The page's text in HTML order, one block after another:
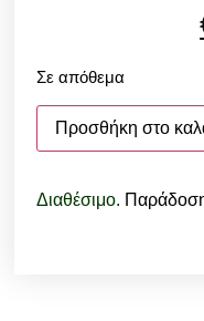
Σε απόθεμα
Προσθήκη στο
Διαθέσιμο.